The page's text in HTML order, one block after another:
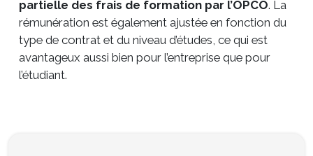
partielle des frais de formation par l’OPCO. La
rémunération est également ajustée en fonction du
type de contrat et du niveau d’études, ce qui est
avantageux aussi bien pour l’entreprise que pour
l’étudiant.